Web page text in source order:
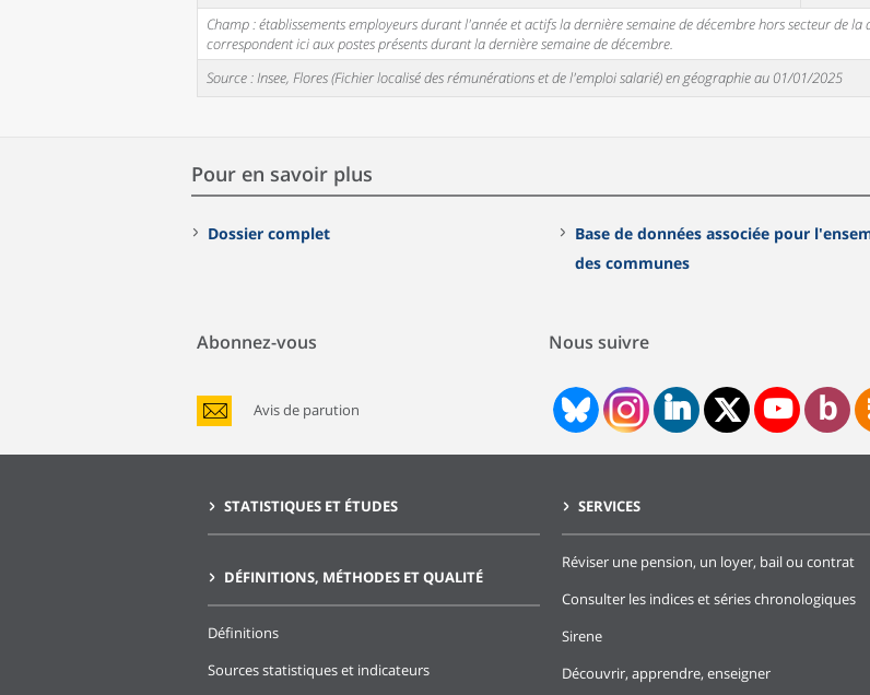
Champ : établissements employeurs durant l'année et actifs la dernière semaine de décembre hors secteur de
correspondent ici aux postes présents durant la dernière semaine de décembre.
Source : Insee, Flores (Fichier localisé des rémunérations et de l'emploi salarié) en géographie au 01/01/2025
Pour en savoir plus
Dossier complet
Base de données associée pour
des communes
Abonnez-vous
Avis de parution
Nous suivre
STATISTIQUES ET ÉTUDES
DÉFINITIONS, MÉTHODES ET QUALITÉ
Définitions
Sources statistiques et indicateurs
SERVICES
Réviser une pension, un loyer, bail ou contrat
Consulter les indices et séries chronologiques
Sirene
Découvrir, apprendre, enseigner